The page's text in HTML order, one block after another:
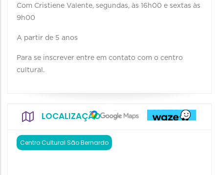
Com Cristiene Valente, segundas, às 16h00 e sextas às
9h00
A partir de 5 anos
Para se inscrever entre em contato com o centro
cultural.
LOCALIZAÇÃO
Centro Cultural São Bernardo